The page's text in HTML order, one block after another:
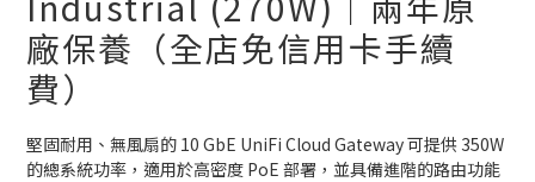
廠保養（全店免信用卡手續
費）
堅固耐用、無風扇的 10 GbE UniFi Cloud Gateway 可提供 350W
的總系統功率，適用於高密度 PoE 部署，並具備進階的路由功能